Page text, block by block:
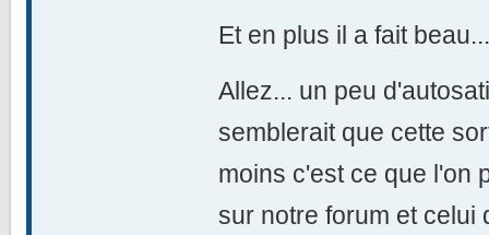
Et en plus il a fait
Allez... un peu
semblerait que cette
moins c'est ce que l'on
sur notre forum et celui